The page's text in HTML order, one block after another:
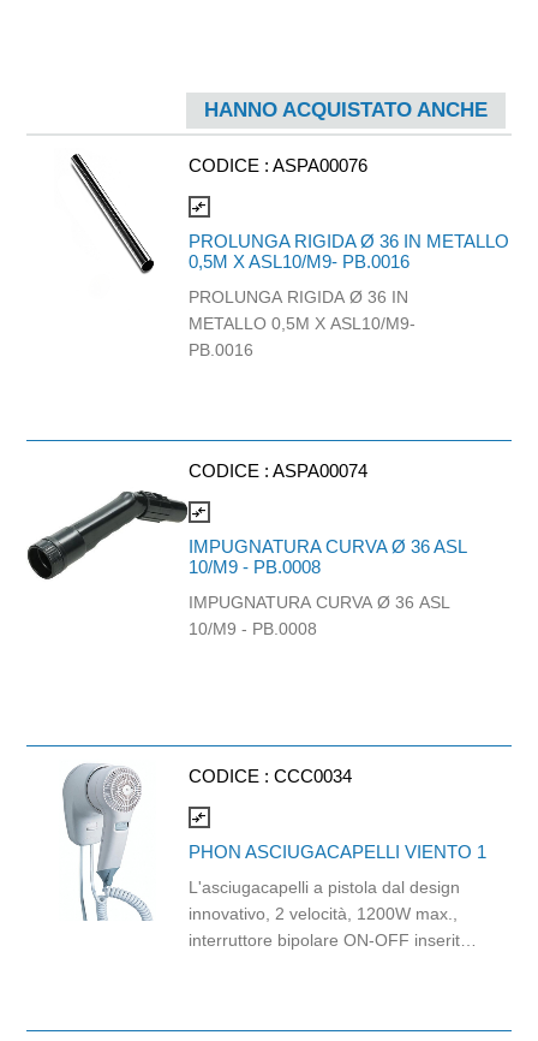
HANNO ACQUISTATO ANCHE
CODICE : ASPA00076
compare_arrows
PROLUNGA RIGIDA Ø 36 IN METALLO
0,5M X ASL10/M9- PB.0016
PROLUNGA RIGIDA Ø 36 IN
METALLO 0,5M X ASL10/M9-
PB.0016
CODICE : ASPA00074
compare_arrows
IMPUGNATURA CURVA Ø 36 ASL
10/M9 - PB.0008
IMPUGNATURA CURVA Ø 36 ASL
10/M9 - PB.0008
CODICE : CCC0034
compare_arrows
PHON ASCIUGACAPELLI VIENTO 1
L'asciugacapelli a pistola dal design
innovativo, 2 velocità, 1200W max.,
interruttore bipolare ON-OFF inserito